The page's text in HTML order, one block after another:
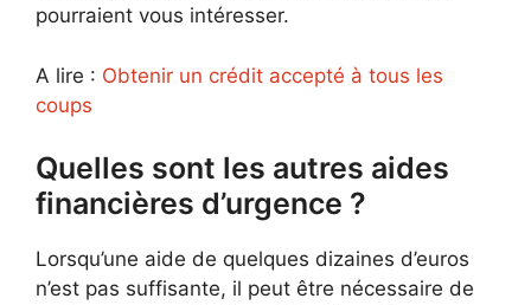
pourraient vous intéresser.
A lire : Obtenir un crédit accepté à tous les
coups
Quelles sont les autres aides
financières d’urgence ?
Lorsqu’une aide de quelques dizaines d’euros
n’est pas suffisante, il peut être nécessaire de